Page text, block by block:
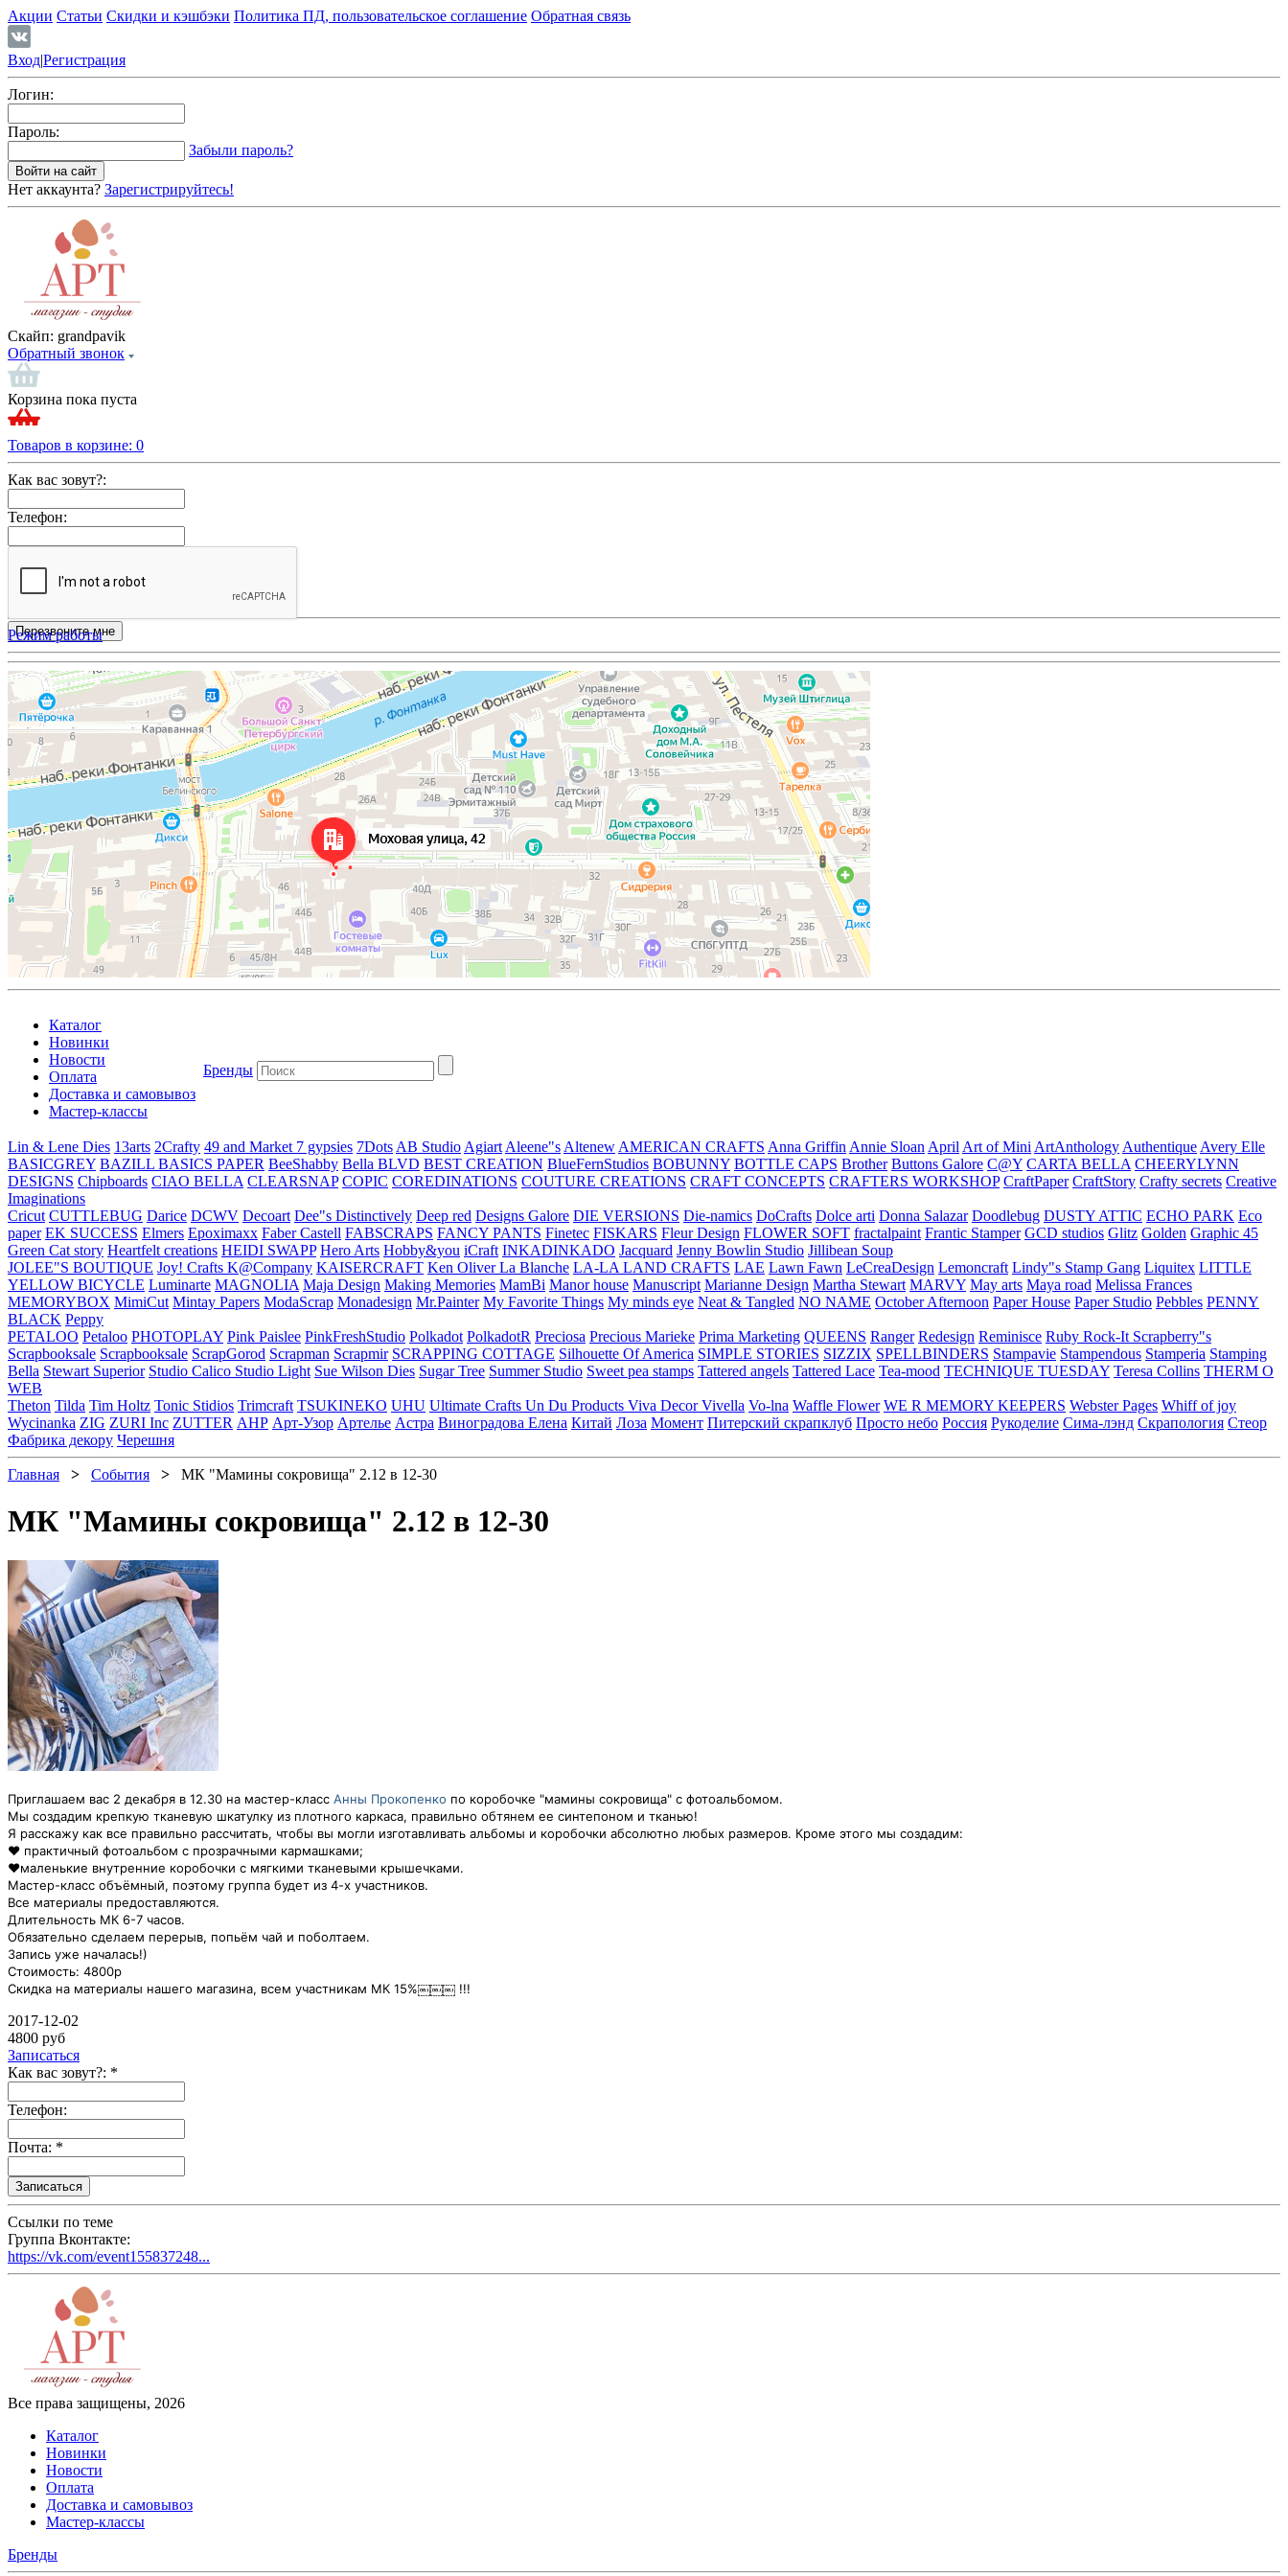
Акции Статьи Скидки и кэшбэки Политика ПД, пользовательское соглашение Обратная связь
Вход|Регистрация
Логин:
Пароль:
Забыли пароль?
Нет аккаунта? Зарегистрируйтесь!
Скайп: grandpavik
Обратный звонок
Корзина пока пуста
Товаров в корзине: 0
Как вас зовут?:
Телефон:
Режим работы
Каталог
Новинки
Новости
Оплата
Доставка и самовывоз
Мастер-классы
Бренды
Lin & Lene Dies 13arts 2Crafty 49 and Market 7 gypsies 7Dots AB Studio Agiart Aleene"s Altenew AMERICAN CRAFTS Anna Griffin Annie Sloan April Art of Mini ArtAnthology Authentique Avery Elle
BASICGREY BAZILL BASICS PAPER BeeShabby Bella BLVD BEST CREATION BlueFernStudios BOBUNNY BOTTLE CAPS Brother Buttons Galore C@Y CARTA BELLA CHEERYLYNN
DESIGNS Chipboards CIAO BELLA CLEARSNAP COPIC COREDINATIONS COUTURE CREATIONS CRAFT CONCEPTS CRAFTERS WORKSHOP CraftPaper CraftStory Crafty secrets Creative
Imaginations
Cricut CUTTLEBUG Darice DCWV Decoart Dee"s Distinctively Deep red Designs Galore DIE VERSIONS Die-namics DoCrafts Dolce arti Donna Salazar Doodlebug DUSTY ATTIC ECHO PARK Eco
paper EK SUCCESS Elmers Epoximaxx Faber Castell FABSCRAPS FANCY PANTS Finetec FISKARS Fleur Design FLOWER SOFT fractalpaint Frantic Stamper GCD studios Glitz Golden Graphic 45
Green Cat story Heartfelt creations HEIDI SWAPP Hero Arts Hobby&you iCraft INKADINKADO Jacquard Jenny Bowlin Studio Jillibean Soup
JOLEE"S BOUTIQUE Joy! Crafts K@Company KAISERCRAFT Ken OliverLa Blanche LA-LA LAND CRAFTS LAE Lawn Fawn LeCreaDesign Lemoncraft Lindy"s Stamp Gang Liquitex LITTLE
YELLOW BICYCLE Luminarte MAGNOLIA Maja Design Making Memories MamBi Manor house Manuscript Marianne Design Martha Stewart MARVY May arts Maya road Melissa Frances
MEMORYBOX MimiCut Mintay Papers ModaScrap Monadesign Mr.Painter My Favorite Things My minds eye Neat & Tangled NO NAME October Afternoon Paper House Paper Studio Pebbles PENNY
BLACK Peppy
PETALOO Petaloo PHOTOPLAY Pink Paislee PinkFreshStudio Polkadot PolkadotR Preciosa Precious Marieke Prima Marketing QUEENS Ranger Redesign Reminisce Ruby Rock-It Scrapberry"s
Scrapbooksale Scrapbooksale ScrapGorod Scrapman Scrapmir SCRAPPING COTTAGE Silhouette Of America SIMPLE STORIES SIZZIX SPELLBINDERS Stampavie Stampendous Stamperia Stamping
Bella Stewart Superior Studio Calico Studio Light Sue Wilson Dies Sugar Tree Summer Studio Sweet pea stamps Tattered angels Tattered Lace Tea-mood TECHNIQUE TUESDAY Teresa Collins THERM O
WEB
Theton Tilda Tim Holtz Tonic Stidios Trimcraft TSUKINEKO UHU Ultimate Crafts Un Du Products Viva DecorVivella Vo-lna Waffle Flower WE R MEMORY KEEPERS Webster Pages Whiff of joy
Wycinanka ZIG ZURI Inc ZUTTER АНР Арт-Узор Артелье Астра Виноградова Елена Китай Лоза Момент Питерский скрапклуб Просто небо Россия Рукоделие Сима-лэнд Скрапология Стеор
Фабрика декору Черешня
Главная > События > МК "Мамины сокровища" 2.12 в 12-30
МК "Мамины сокровища" 2.12 в 12-30
Приглашаем вас 2 декабря в 12.30 на мастер-класс Анны Прокопенко по коробочке "мамины сокровища" с фотоальбомом.
Мы создадим крепкую тканевую шкатулку из плотного каркаса, правильно обтянем ее синтепоном и тканью!
Я расскажу как все правильно рассчитать, чтобы вы могли изготавливать альбомы и коробочки абсолютно любых размеров. Кроме этого мы создадим:
❤ практичный фотоальбом с прозрачными кармашками;
❤маленькие внутренние коробочки с мягкими тканевыми крышечками.
Мастер-класс объёмный, поэтому группа будет из 4-х участников.
Все материалы предоставляются.
Длительность МК 6-7 часов.
Обязательно сделаем перерыв, попьём чай и поболтаем.
Запись уже началась!)
Стоимость: 4800р
Скидка на материалы нашего магазина, всем участникам МК 15%￼￼￼ !!!
2017-12-02
4800 руб
Записаться
Как вас зовут?: *
Телефон:
Почта: *
Ссылки по теме
Группа Вконтакте:
https://vk.com/event155837248...
Все права защищены, 2026
Каталог
Новинки
Новости
Оплата
Доставка и самовывоз
Мастер-классы
Бренды